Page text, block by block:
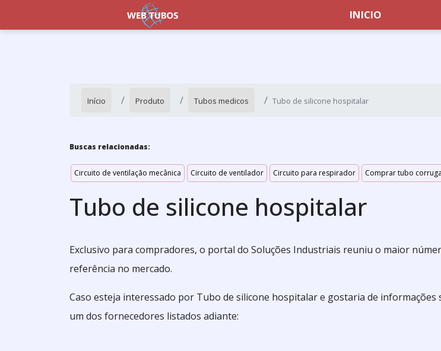
INICIO
Início Produto Tubos medicos Tubo de silicone hospitalar
Buscas relacionadas:
Circuito de ventilação mecânica Circuito de ventilador Circuito para respirador Comprar tubo
Tubo de silicone hospitalar
Exclusivo para compradores, o portal do Soluções Industriais reuniu o maior
referência no mercado.
Caso esteja interessado por Tubo de silicone hospitalar e gostaria de informações
um dos fornecedores listados adiante: